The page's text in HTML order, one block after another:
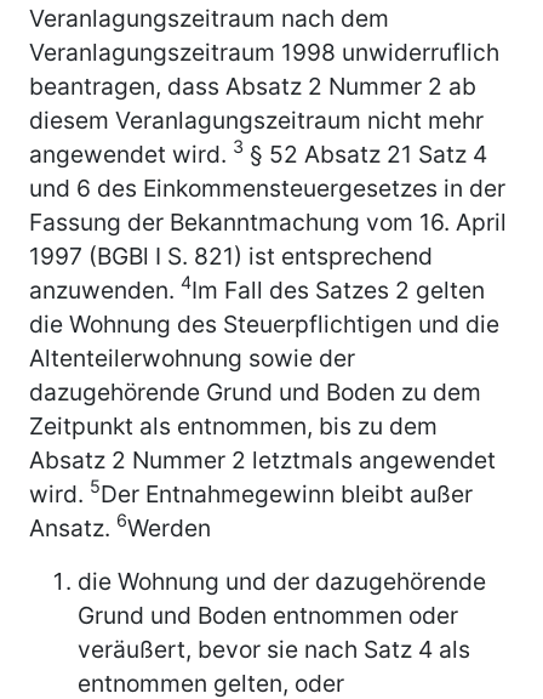
Veranlagungszeitraum nach dem
Veranlagungszeitraum 1998 unwiderruflich
beantragen, dass Absatz 2 Nummer 2 ab
diesem Veranlagungszeitraum nicht mehr
angewendet wird. 3 § 52 Absatz 21 Satz 4
und 6 des Einkommensteuergesetzes in der
Fassung der Bekanntmachung vom 16. April
1997 (BGBl I S. 821) ist entsprechend
anzuwenden. 4Im Fall des Satzes 2 gelten
die Wohnung des Steuerpflichtigen und die
Altenteilerwohnung sowie der
dazugehörende Grund und Boden zu dem
Zeitpunkt als entnommen, bis zu dem
Absatz 2 Nummer 2 letztmals angewendet
wird. 5Der Entnahmegewinn bleibt außer
Ansatz. 6Werden
die Wohnung und der dazugehörende
Grund und Boden entnommen oder
veräußert, bevor sie nach Satz 4 als
entnommen gelten, oder